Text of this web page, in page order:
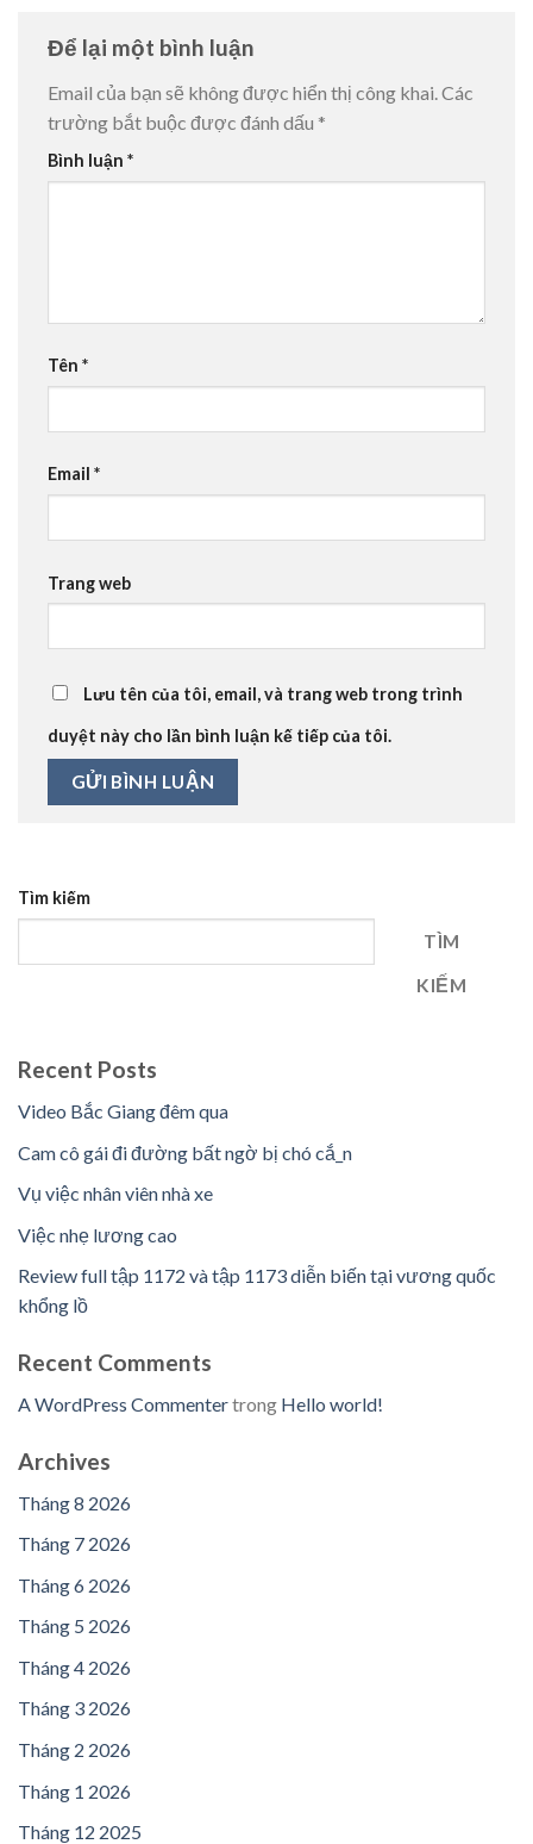
Để lại một bình luận
Email của bạn sẽ không được hiển thị công khai.Các
trường bắt buộc được đánh dấu *
Bình luận *
Tên *
Email *
Trang web
Lưu tên của tôi, email, và trang web trong trình
duyệt này cho lần bình luận kế tiếp của tôi.
Tìm kiếm
TÌM
KIẾM
Recent Posts
Video Bắc Giang đêm qua
Cam cô gái đi đường bất ngờ bị chó cắ_n
Vụ việc nhân viên nhà xe
Việc nhẹ lương cao
Review full tập 1172 và tập 1173 diễn biến tại vương quốc
khổng lồ
Recent Comments
A WordPress Commentertrong Hello world!
Archives
Tháng 8 2026
Tháng 7 2026
Tháng 6 2026
Tháng 5 2026
Tháng 4 2026
Tháng 3 2026
Tháng 2 2026
Tháng 1 2026
Tháng 12 2025